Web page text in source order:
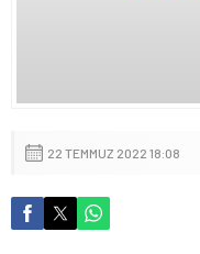
22 TEMMUZ 2022 18:08